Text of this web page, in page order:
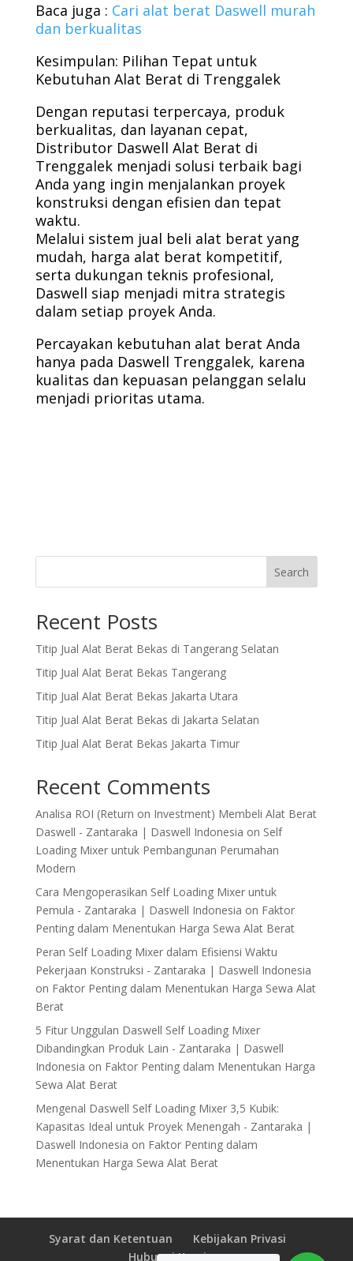
Baca juga : Cari alat berat Daswell murah
dan berkualitas
Kesimpulan: Pilihan Tepat untuk
Kebutuhan Alat Berat di Trenggalek
Dengan reputasi terpercaya, produk
berkualitas, dan layanan cepat,
Distributor Daswell Alat Berat di
Trenggalek menjadi solusi terbaik bagi
Anda yang ingin menjalankan proyek
konstruksi dengan efisien dan tepat
waktu.
Melalui sistem jual beli alat berat yang
mudah, harga alat berat kompetitif,
serta dukungan teknis profesional,
Daswell siap menjadi mitra strategis
dalam setiap proyek Anda.
Percayakan kebutuhan alat berat Anda
hanya pada Daswell Trenggalek, karena
kualitas dan kepuasan pelanggan selalu
menjadi prioritas utama.
Search
Recent Posts
Titip Jual Alat Berat Bekas di Tangerang Selatan
Titip Jual Alat Berat Bekas Tangerang
Titip Jual Alat Berat Bekas Jakarta Utara
Titip Jual Alat Berat Bekas di Jakarta Selatan
Titip Jual Alat Berat Bekas Jakarta Timur
Recent Comments
Analisa ROI (Return on Investment) Membeli Alat Berat
Daswell - Zantaraka | Daswell Indonesia on Self
Loading Mixer untuk Pembangunan Perumahan
Modern
Cara Mengoperasikan Self Loading Mixer untuk
Pemula - Zantaraka | Daswell Indonesia on Faktor
Penting dalam Menentukan Harga Sewa Alat Berat
Peran Self Loading Mixer dalam Efisiensi Waktu
Pekerjaan Konstruksi - Zantaraka | Daswell Indonesia
on Faktor Penting dalam Menentukan Harga Sewa Alat
Berat
5 Fitur Unggulan Daswell Self Loading Mixer
Dibandingkan Produk Lain - Zantaraka | Daswell
Indonesia on Faktor Penting dalam Menentukan Harga
Sewa Alat Berat
Mengenal Daswell Self Loading Mixer 3,5 Kubik:
Kapasitas Ideal untuk Proyek Menengah - Zantaraka |
Daswell Indonesia on Faktor Penting dalam
Menentukan Harga Sewa Alat Berat
Syarat dan Ketentuan
Kebijakan Privasi
Hubungi Kami